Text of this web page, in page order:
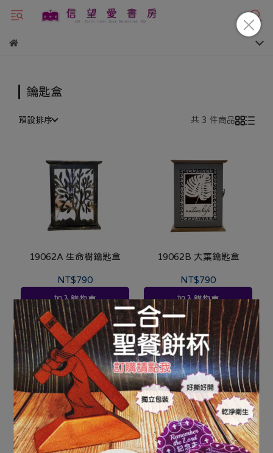
鑰匙盒
預設排序 共 3 件商品
19062A 生命樹鑰匙盒
NT$790
加入購物車
19062B 大葉鑰匙盒
NT$790
加入購物車
19062C 花園鑰匙盒